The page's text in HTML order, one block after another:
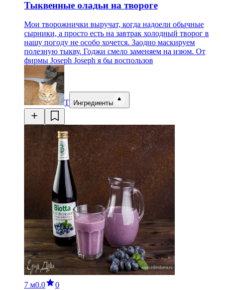
Тыквенные оладьи на твороге
Мои творожнички выручат, когда надоели обычные
сырники, а просто есть на завтрак холодный творог в
нашу погоду не особо хочется. Заодно маскируем
полезную тыкву. Годжи смело заменяем на изюм. От
фирмы Joseph Joseph я бы воспользов
Т Ингредиенты
7 м0.0 0